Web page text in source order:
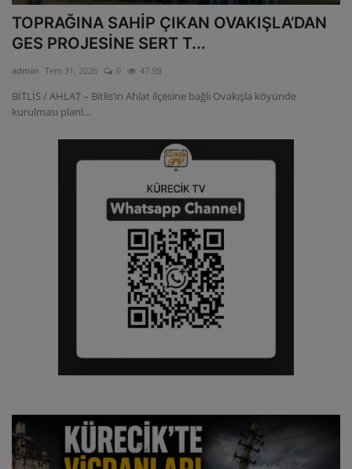
VİDEO
TOPRAĞINA SAHİP ÇIKAN OVAKIŞLA’DAN
GES PROJESİNE SERT T...
admin Tem 31, 2026 0 47.9B
BİTLİS / AHLAT – Bitlis’in Ahlat ilçesine bağlı Ovakışla köyünde
kurulması planl...